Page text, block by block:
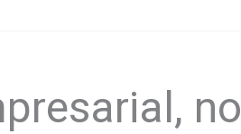
no